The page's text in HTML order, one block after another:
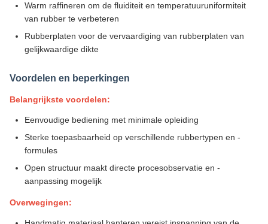
Warm raffineren om de fluiditeit en temperatuuruniformiteit
van rubber te verbeteren
Rubberplaten voor de vervaardiging van rubberplaten van
gelijkwaardige dikte
Voordelen en beperkingen
Belangrijkste voordelen:
Eenvoudige bediening met minimale opleiding
Sterke toepasbaarheid op verschillende rubbertypen en -
formules
Open structuur maakt directe procesobservatie en -
aanpassing mogelijk
Overwegingen: